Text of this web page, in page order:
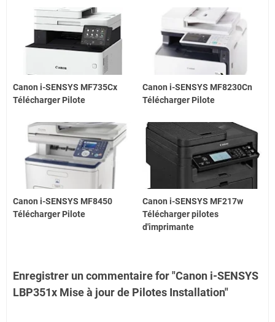
Canon i-SENSYS MF735Cx
Télécharger Pilote
Canon i-SENSYS MF8230Cn
Télécharger Pilote
Canon i-SENSYS MF8450
Télécharger Pilote
Canon i-SENSYS MF217w
Télécharger pilotes
d'imprimante
Enregistrer un commentaire for "Canon i-SENSYS
LBP351x Mise à jour de Pilotes Installation"